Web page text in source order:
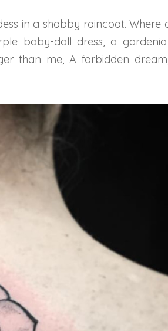
baby-doll dress, a
than me, A forbidden